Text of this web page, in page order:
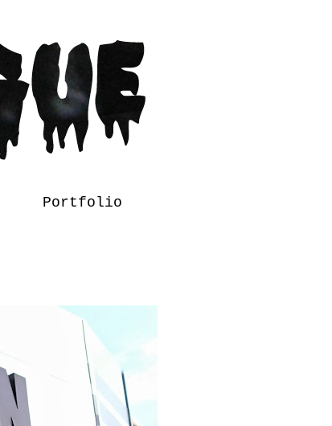
Portfolio